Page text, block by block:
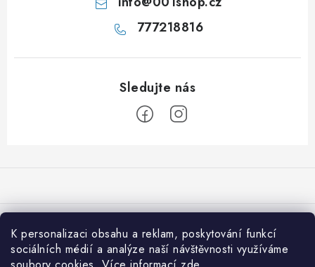
K personalizaci obsahu a reklam, poskytování funkcí
sociálních médií a analýze naší návštěvnosti využíváme
777218816
a
Co je nového na 001shop